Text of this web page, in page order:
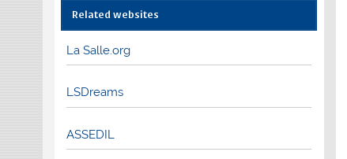
Related websites
La Salle.org
LSDreams
ASSEDIL